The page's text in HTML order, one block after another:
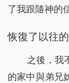
了我跟隨神的
恢復了以往
之後，我
的家中與弟兄